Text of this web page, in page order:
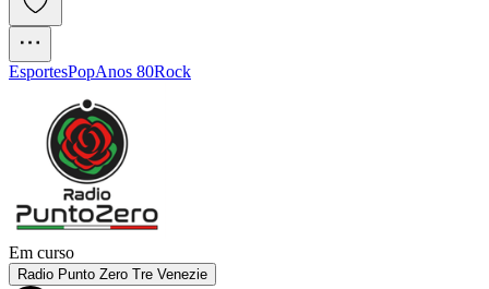
EsportesPopAnos 80Rock
Em curso
Radio Punto Zero Tre Venezie